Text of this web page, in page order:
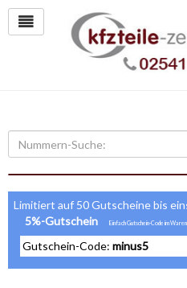
Limitiert auf 50 Gutscheine bis
5%-Gutschein
Gutschein-Code: minus5